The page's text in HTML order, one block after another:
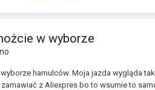
w wyborze
hamulców. Moja jazda wygląda
z Aliexpres bo to wsumie to